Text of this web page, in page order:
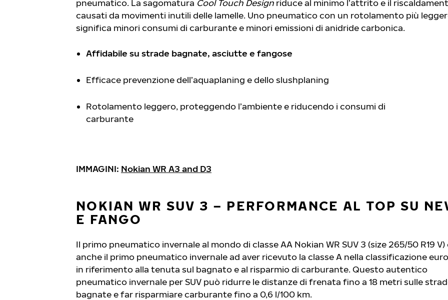
pneumatico. La sagomatura Cool Touch Design riduce al minimo l’attrito e il
causati da movimenti inutili delle lamelle. Uno pneumatico con un rotolamento più
significa minori consumi di carburante e minori emissioni di anidride carbonica.
Affidabile su strade bagnate, asciutte e fangose
Efficace prevenzione dell’aquaplaning e dello slushplaning
Rotolamento leggero, proteggendo l’ambiente e riducendo i consumi di
carburante
IMMAGINI: Nokian WR A3 and D3
NOKIAN WR SUV 3 – PERFORMANCE AL TOP SU
E FANGO
Il primo pneumatico invernale al mondo di classe AA Nokian WR SUV 3 (size 265/50 R19 V)
anche il primo pneumatico invernale ad aver ricevuto la classe A nella classificazione
in riferimento alla tenuta sul bagnato e al risparmio di carburante. Questo autentico
pneumatico invernale per SUV può ridurre le distanze di frenata fino a 18 metri sulle
bagnate e far risparmiare carburante fino a 0,6 l/100 km.